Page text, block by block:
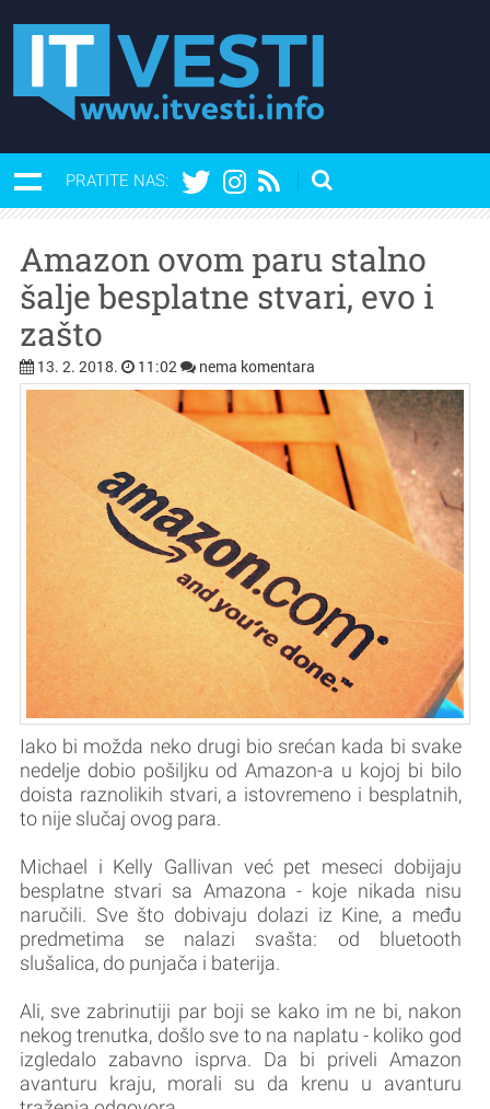
PRATITE NAS:
Amazon ovom paru stalno
šalje besplatne stvari, evo i
zašto
13. 2. 2018. 11:02 nema komentara
Iako bi možda neko drugi bio srećan kada bi svake
nedelje dobio pošiljku od Amazon-a u kojoj bi bilo
doista raznolikih stvari, a istovremeno i besplatnih,
to nije slučaj ovog para.
Michael i Kelly Gallivan već pet meseci dobijaju
besplatne stvari sa Amazona - koje nikada nisu
naručili. Sve što dobivaju dolazi iz Kine, a među
predmetima se nalazi svašta: od bluetooth
slušalica, do punjača i baterija.
Ali, sve zabrinutiji par boji se kako im ne bi, nakon
nekog trenutka, došlo sve to na naplatu - koliko god
izgledalo zabavno isprva. Da bi priveli Amazon
avanturu kraju, morali su da krenu u avanturu